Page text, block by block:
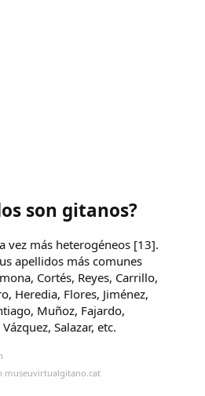
son gitanos?
vez más heterogéneos [13].
apellidos más comunes
Cortés, Reyes, Carrillo,
Heredia, Flores, Jiménez,
Muñoz, Fajardo,
Salazar, etc.
museuvirtualgitano.cat